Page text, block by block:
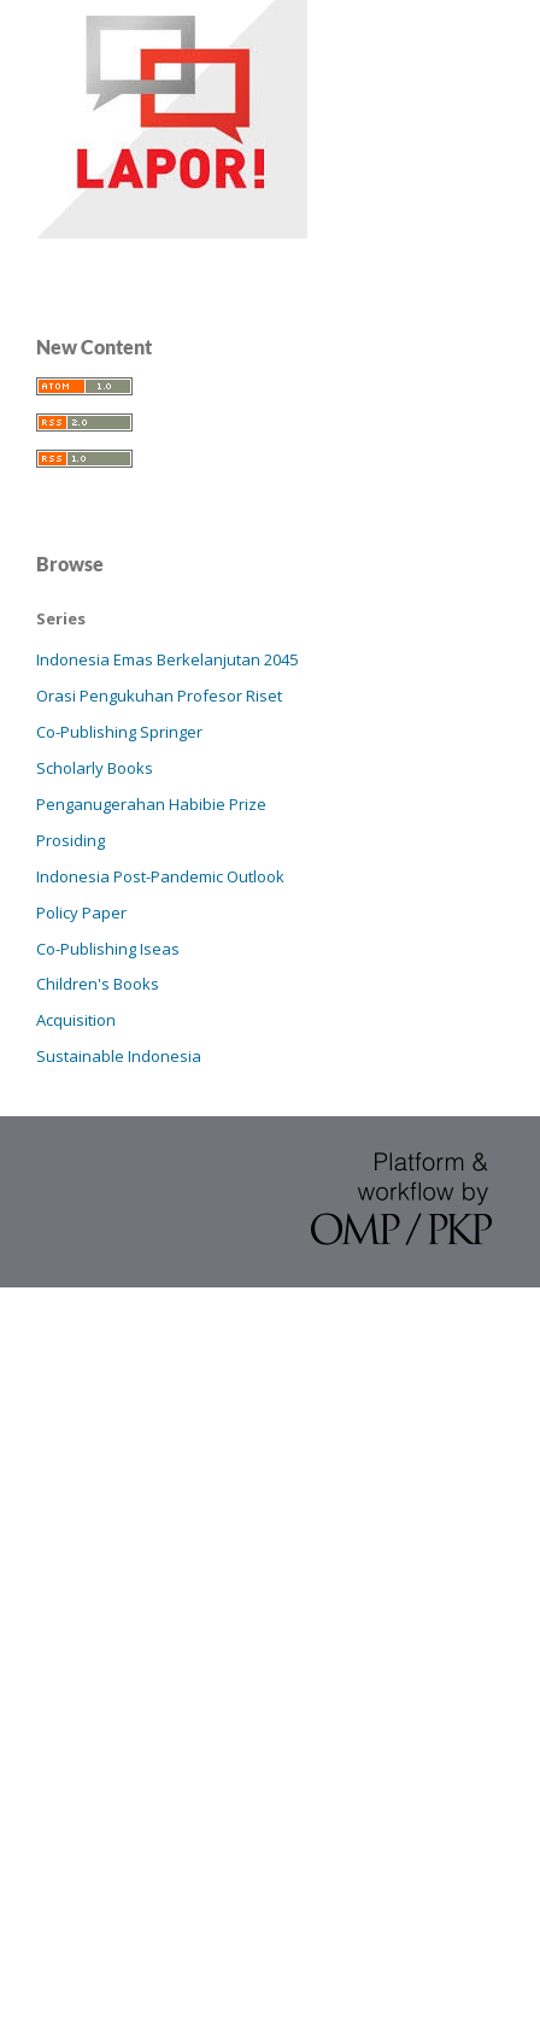
New Content
Browse
Series
Indonesia Emas Berkelanjutan 2045
Orasi Pengukuhan Profesor Riset
Co-Publishing Springer
Scholarly Books
Penganugerahan Habibie Prize
Prosiding
Indonesia Post-Pandemic Outlook
Policy Paper
Co-Publishing Iseas
Children's Books
Acquisition
Sustainable Indonesia